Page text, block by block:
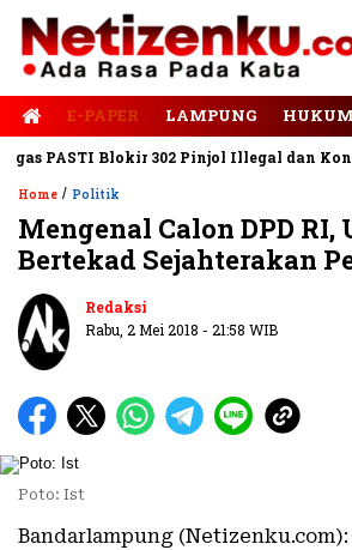
E-PAPER LAMPUNG HUKUM
PASTI Blokir 302 Pinjol Illegal dan Konten
Home / Politik
Mengenal Calon DPD RI,
Bertekad Sejahterakan
Redaksi
Rabu, 2 Mei 2018 - 21:58 WIB
Poto: Ist
Bandarlampung (Netizenku.com):